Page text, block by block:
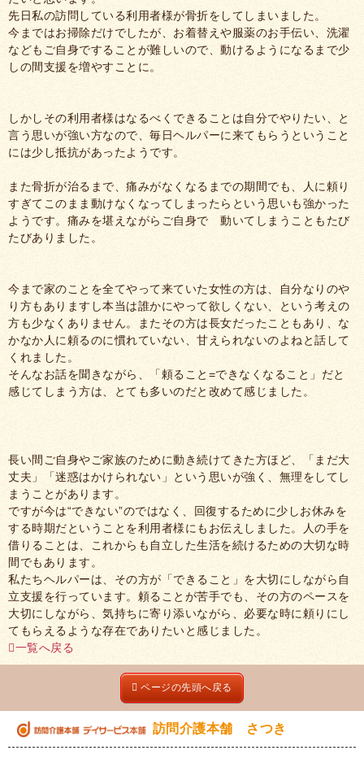
先日私の訪問している利用者様が骨折をしてしまいました。
今まではお掃除だけでしたが、お着替えや服薬のお手伝い、洗濯
などもご自身ですることが難しいので、動けるようになるまで少
しの間支援を増やすことに。
しかしその利用者様はなるべくできることは自分でやりたい、と
言う思いが強い方なので、毎日ヘルパーに来てもらうということ
には少し抵抗があったようです。
また骨折が治るまで、痛みがなくなるまでの期間でも、人に頼り
すぎてこのまま動けなくなってしまったらという思いも強かった
ようです。痛みを堪えながらご自身で 動いてしまうこともたび
たびありました。
今まで家のことを全てやって来ていた女性の方は、自分なりのや
り方もありますし本当は誰かにやって欲しくない、という考えの
方も少なくありません。またその方は長女だったこともあり、な
かなか人に頼るのに慣れていない、甘えられないのよねと話して
くれました。
そんなお話を聞きながら、「頼ること=できなくなること」だと
感じてしまう方は、とても多いのだと改めて感じました。
長い間ご自身やご家族のために動き続けてきた方ほど、「まだ大
丈夫」「迷惑はかけられない」という思いが強く、無理をしてし
まうことがあります。
ですが今は“できない”のではなく、回復するために少しお休みを
する時期だということを利用者様にもお伝えしました。人の手を
借りることは、これからも自立した生活を続けるための大切な時
間でもあります。
私たちヘルパーは、その方が「できること」を大切にしながら自
立支援を行っています。頼ることが苦手でも、その方のペースを
大切にしながら、気持ちに寄り添いながら、必要な時に頼りにし
てもらえるような存在でありたいと感じました。
一覧へ戻る
ページの先頭へ戻る
訪問介護本舗 さつき